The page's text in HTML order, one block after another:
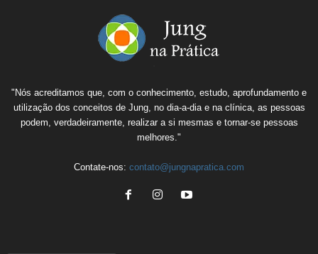
"Nós acreditamos que, com o conhecimento, estudo, aprofundamento e
utilização dos conceitos de Jung, no dia-a-dia e na clínica, as pessoas
podem, verdadeiramente, realizar a si mesmas e tornar-se pessoas
melhores."
Contate-nos: contato@jungnapratica.com